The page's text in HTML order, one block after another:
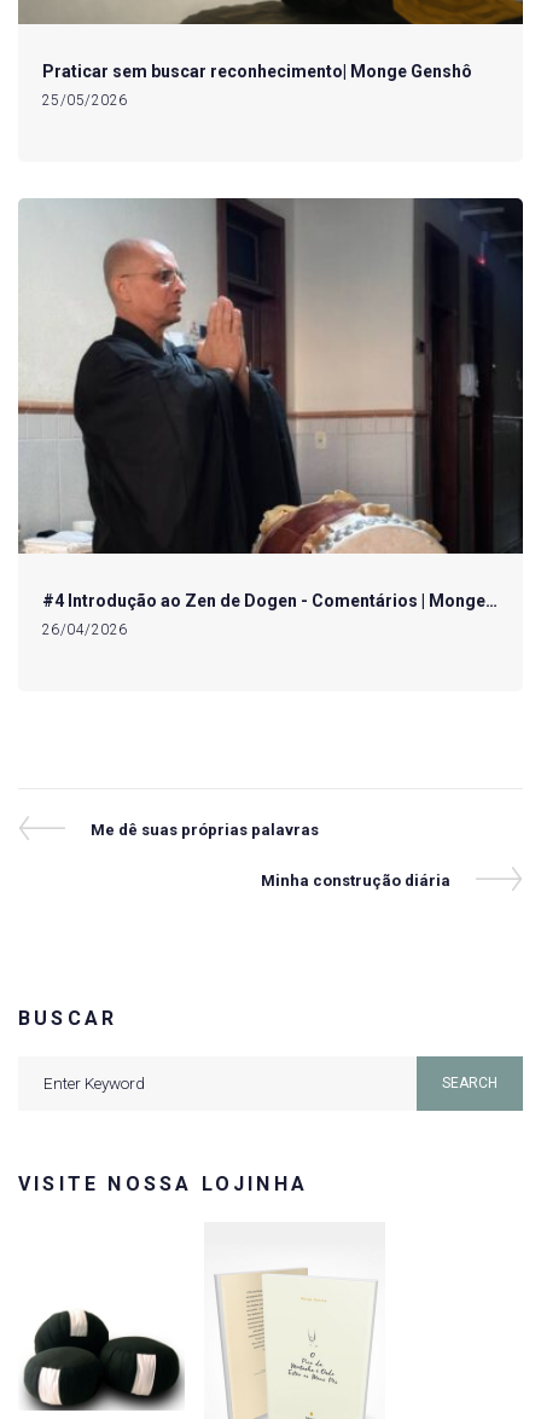
Praticar sem buscar reconhecimento| Monge Genshô
25/05/2026
#4 Introdução ao Zen de Dogen - Comentários | Monge…
26/04/2026
Navegação
Previous
Me dê suas próprias palavras
Next
Minha construção diária
BUSCAR
SEARCH
VISITE NOSSA LOJINHA